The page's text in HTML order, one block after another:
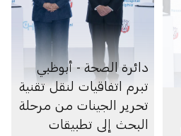
دائرة الصحة - أبوظبي
تبرم اتفاقيات لنقل تقنية
تحرير الجينات من مرحلة
البحث إلى تطبيقات